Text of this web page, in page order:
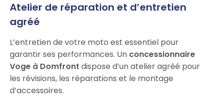
Atelier de réparation et d’entretien
agréé
L’entretien de votre moto est essentiel pour
garantir ses performances. Un concessionnaire
Voge à Domfront dispose d’un atelier agréé pour
les révisions, les réparations et le montage
d’accessoires.